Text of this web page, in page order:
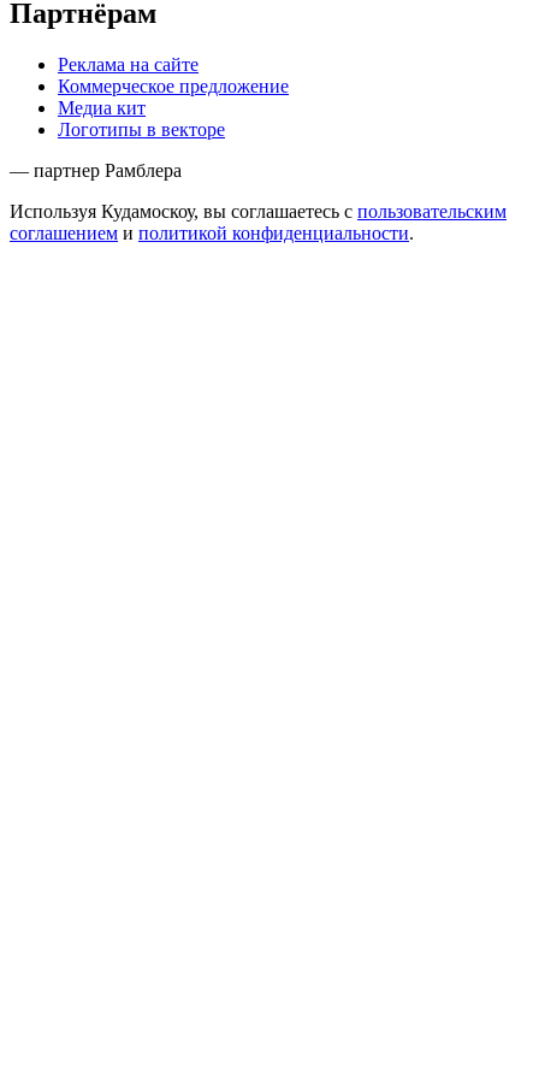
Партнёрам
Реклама на сайте
Коммерческое предложение
Медиа кит
Логотипы в векторе
— партнер Рамблера
Используя Кудамоскоу, вы соглашаетесь с пользовательским
соглашением и политикой конфиденциальности.